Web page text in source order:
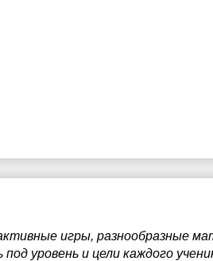
игры, разнообразные
уровень и цели каждого